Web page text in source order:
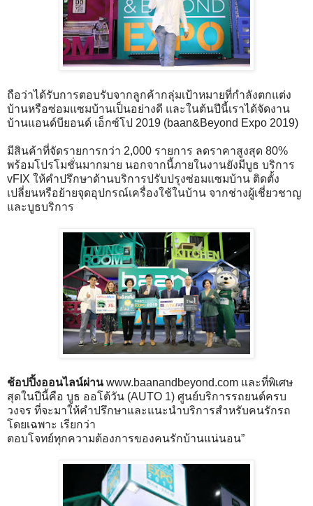
ถือว่าได้รับการตอบรับจากลูกค้ากลุ่มเป้าหมายที่กำลังตกแต่ง
บ้านหรือซ่อมแซมบ้านเป็นอย่างดี และในต้นปีนี้เราได้จัดงาน
บ้านแอนด์บียอนด์ เอ็กซ์โป 2019 (baan&Beyond Expo 2019)
มีสินค้าที่จัดรายการกว่า 2,000 รายการ ลดราคาสูงสุด 80%
พร้อมโปรโมชั่นมากมาย นอกจากนี้ภายในงานยังมีบูธ บริการ
vFIX ให้คำปรึกษาด้านบริการปรับปรุงซ่อมแซมบ้าน ติดตั้ง
เปลี่ยนหรือย้ายจุดอุปกรณ์เครื่องใช้ในบ้าน จากช่างผู้เชี่ยวชาญ
และบูธบริการ
ช้อปปิ้งออนไลน์ผ่าน www.baanandbeyond.com และที่พิเศษ
สุดในปีนี้คือ บูธ ออโต้วัน (AUTO 1) ศูนย์บริการรถยนต์ครบ
วงจร ที่จะมาให้คำปรึกษาและแนะนำบริการสำหรับคนรักรถ
โดยเฉพาะ เรียกว่า
ตอบโจทย์ทุกความต้องการของคนรักบ้านแน่นอน”